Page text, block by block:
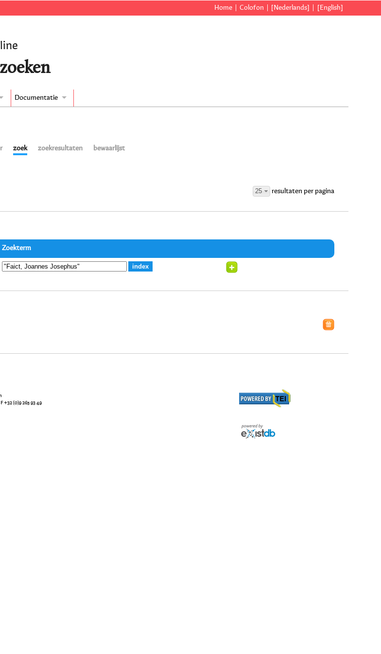
Home Colofon [Nederlands] [English]
Documentatie
zoek zoekresultaten bewaarlijst
25 resultaten per pagina
Zoekterm
F +32 (0)9 265 93 49